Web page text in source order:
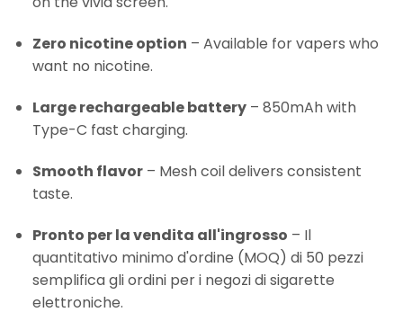
Zero nicotine option – Available for vapers who
want no nicotine.
Large rechargeable battery– 850mAh with
Type-C fast charging.
Smooth flavor– Mesh coil delivers consistent
taste.
Pronto per la vendita all'ingrosso – Il
quantitativo minimo d'ordine (MOQ) di 50 pezzi
semplifica gli ordini per i negozi di sigarette
elettroniche.